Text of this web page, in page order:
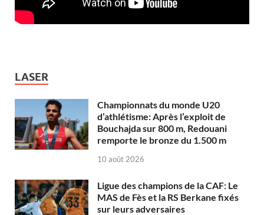
LASER
Championnats du monde U20
d’athlétisme: Après l’exploit de
Bouchajda sur 800 m, Redouani
remporte le bronze du 1.500 m
10 août 2026
Ligue des champions de la CAF: Le
MAS de Fès et la RS Berkane fixés
sur leurs adversaires